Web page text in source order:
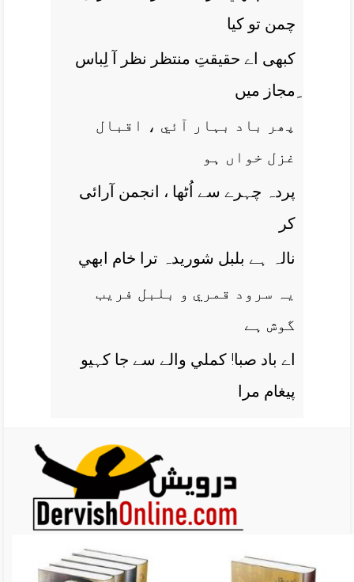
چمن تو کيا
کبھی اے حقيقتِ منتظر نظر آ لِباس
ِمجاز ميں
پھر باد بہار آئي ، اقبال
غزل خواں ہو
پردہ چہرے سے اُٹھا ، انجمن آرائی
کر
نالہ ہے بلبل شوريدہ ترا خام ابھي
يہ سرود قمري و بلبل فريب
گوش ہے
اے باد صبا! کملي والے سے جا کہيو
پيغام مرا